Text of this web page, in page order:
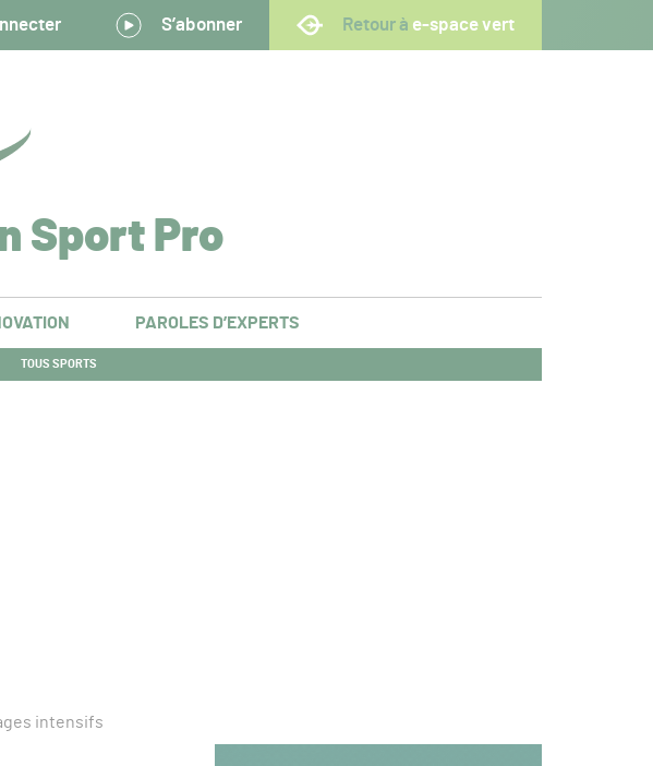
S’abonner Retour à e-space vert
Sport Pro
PAROLES D’EXPERTS
TOUS SPORTS
intensifs